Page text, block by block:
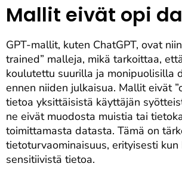
Mallit eivät opi
GPT-mallit, kuten ChatGPT, ovat
trained” malleja, mikä tarkoittaa,
koulutettu suurilla ja monipuolisilla
ennen niiden julkaisua. Mallit eivät
tietoa yksittäisistä käyttäjän
ne eivät muodosta muistia tai
toimittamasta datasta. Tämä on
tietoturvaominaisuus, erityisesti
sensitiivistä tietoa.